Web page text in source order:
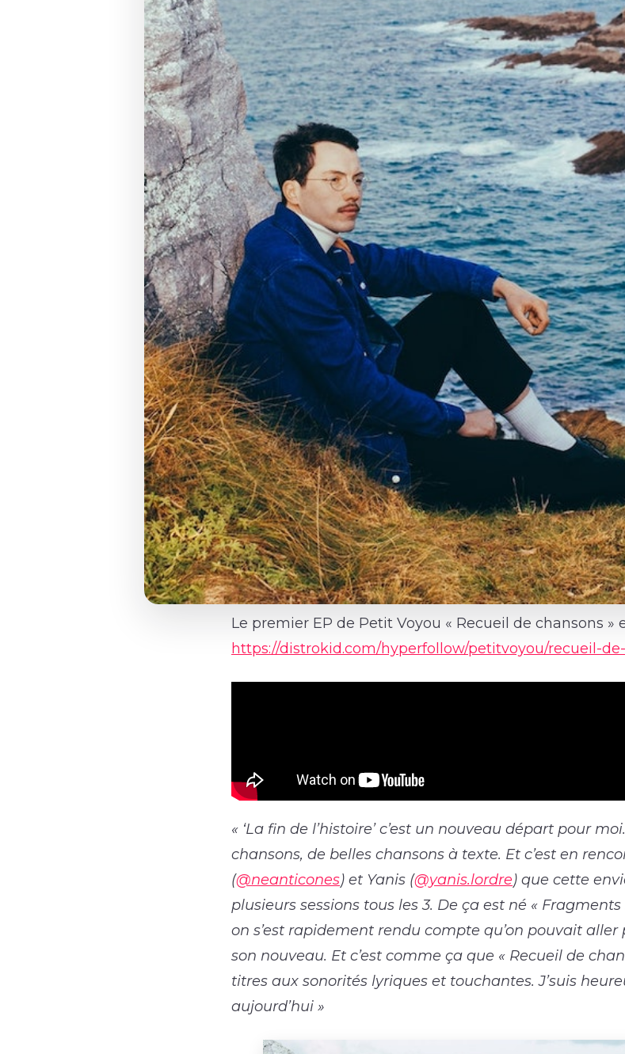
Le premier EP de Petit Voyou « Recueil de chansons
https://distrokid.com/hyperfollow/petitvoyou/recueil-
« ‘La fin de l’histoire’ c’est un nouveau départ pour
chansons, de belles chansons à texte. Et c’est en
(@neanticones) et Yanis (@yanis.lordre) que cette
plusieurs sessions tous les 3. De ça est né «
on s’est rapidement rendu compte qu’on pouvait
son nouveau. Et c’est comme ça que « Recueil de
titres aux sonorités lyriques et touchantes. J’suis
aujourd’hui »